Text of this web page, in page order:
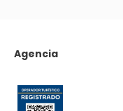
Agencia